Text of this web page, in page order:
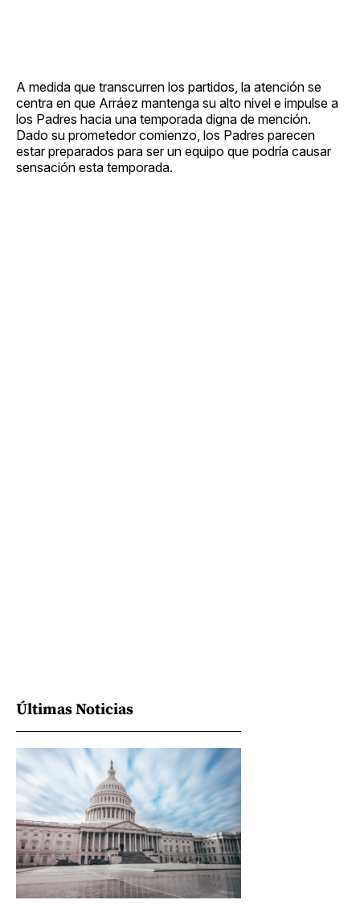
A medida que transcurren los partidos, la atención se
centra en que Arráez mantenga su alto nivel e impulse a
los Padres hacia una temporada digna de mención.
Dado su prometedor comienzo, los Padres parecen
estar preparados para ser un equipo que podría causar
sensación esta temporada.
Últimas Noticias